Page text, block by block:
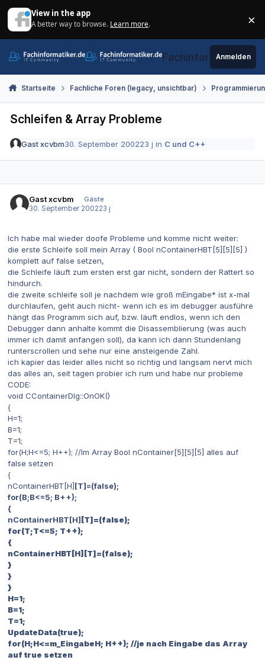
View in the app
A better way to browse. Learn more. ×
Fachinformatiker.de
Anmelden
Startseite Fachliche Foren (legacy, unsichtbar)
Schleifen & Array Probleme
Gast xcvbm30. September 200223 j in C und C++
Gast xcvbm
Gäste
30. September 200223 j
Ich habe mal wieder doofe Probleme und komme nicht weiter:
die erste Schleife soll mein Array ( Bool nContainerHBT[5][5][5] )
komplett auf false setzen,
die Schleife läuft zum ersten erst gar nicht, sondern der Rattert so
hindurch.
die zweite schleife soll je nachdem wie groß mEingabe* ist x-mal
durchlaufen, geht auch nicht- wenn ich es im debugger ausführe
hängt das Programm sich auf, bzw. läuft endlos, wenn ich den
Debugger dann anhalte kommt die Disassemblierung (was auch
immer ich damit anfangen soll), da kann ich dann Stundenlang
runterscrollen und sehe nur eine ansteigende Zahl.
ich kapier das leider alles nicht so richtig und langsam nervt mich
das alles an, seit tagen probier ich rum und habe nur probleme
CODE:
void CContainerDlg::OnOK()
{
H=1;
B=1;
T=1;
for(H;H<=5; H++); //Im Array Bool nContainer[5][5][5] alles auf
false setzen
{
nContainerHBT[H][T]=(false);
for(B;B<=5; B++);
{
nContainerHBT[H][T]=(false);
for(T;T<=5; T++);
{
nContainerHBT[H][T]=(false);
}
}
}
H=1;
B=1;
T=1;
UpdateData(true);
for(H;H<=m_EingabeH; H++); //je nach Eingabe das Array
auf true setzen